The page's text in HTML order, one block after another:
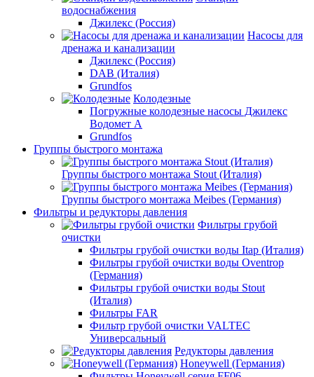
водоснабжения
Джилекс (Россия)
Насосы для
дренажа и канализации
Джилекс (Россия)
DAB (Италия)
Grundfos
Колодезные
Погружные колодезные насосы Джилекс
Водомет А
Grundfos
Группы быстрого монтажа
Группы быстрого монтажа Stout (Италия)
Группы быстрого монтажа Meibes (Германия)
Фильтры и редукторы давления
Фильтры грубой
очистки
Фильтры грубой очистки воды Itap (Италия)
Фильтры грубой очистки воды Oventrop
(Германия)
Фильтры грубой очистки воды Stout
(Италия)
Фильтры FAR
Фильтр грубой очистки VALTEC
Универсальный
Редукторы давления
Honeywell (Германия)